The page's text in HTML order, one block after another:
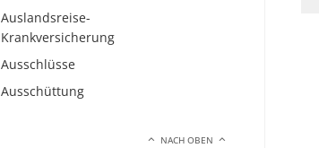
Auslandsreise-
Krankversicherung
Ausschlüsse
Ausschüttung
NACH OBEN